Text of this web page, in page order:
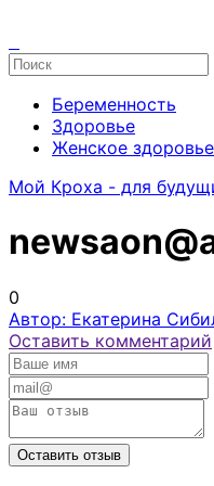
Беременность
Здоровье
Женское здоровье
Мой Кроха - для
0
Автор: Екатерина
Оставить комментарий